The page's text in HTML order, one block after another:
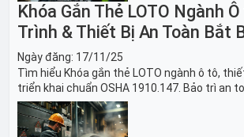
Khóa Gắn Thẻ LOTO Ngành
Trình & Thiết Bị An Toàn Bắt
Ngày đăng: 17/11/25
Tìm hiểu Khóa gắn thẻ LOTO ngành ô tô,
triển khai chuẩn OSHA 1910.147. Bảo trì an
băng tải sản xuất ô tô và dây chuyền lắp ráp